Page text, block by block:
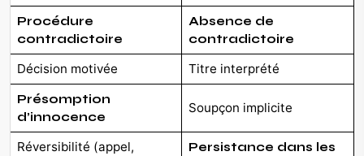
Procédure
contradictoire
Absence de
contradictoire
Décision motivée Titre interprété
Présomption
d’innocence
Soupçon implicite
Réversibilité (appel,
Persistance dans les